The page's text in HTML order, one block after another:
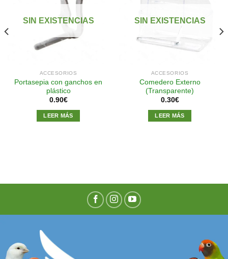
lista de
SIN EXISTENCIAS
ACCESORIOS
Portasepia con ganchos en
plástico
0.90€
LEER MÁS
lista de
SIN EXISTENCIAS
ACCESORIOS
Comedero Externo
(Transparente)
0.30€
LEER MÁS